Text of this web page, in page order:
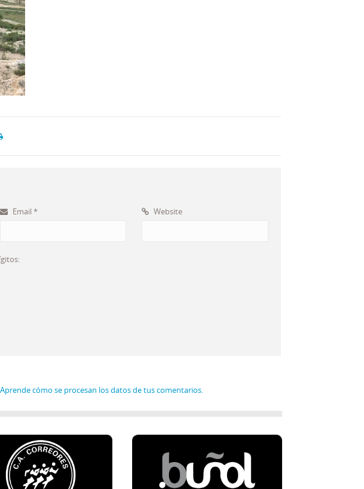
Email * Website
Aprende cómo se procesan los datos de tus comentarios.